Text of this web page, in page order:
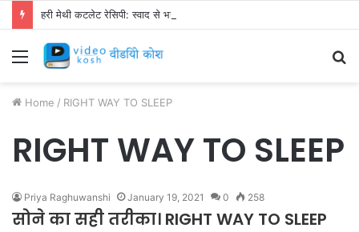
हरी मेथी कटलेट रेसिपी: स्वाद से भरपूर और स्वस्थ नाश्ता बनाएं!
Menu
Home / RIGHT WAY TO SLEEP
RIGHT WAY TO SLEEP
Priya Raghuwanshi January 19, 2021 0 258
सोने का सही तरीका। RIGHT WAY TO SLEEP